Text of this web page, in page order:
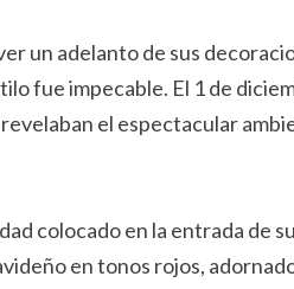
un adelanto de sus
fue impecable. El 1 de
el espectacular
colocado en la entrada de
en tonos rojos,